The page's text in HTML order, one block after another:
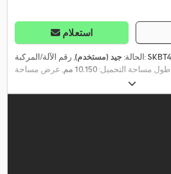
استعلام
الحالة:جيد (مستخدم) , رقم الآلة/المركبة:
طول مساحة التحميل:10.150 مم
, عرض مساحة
مساحة التحميل: